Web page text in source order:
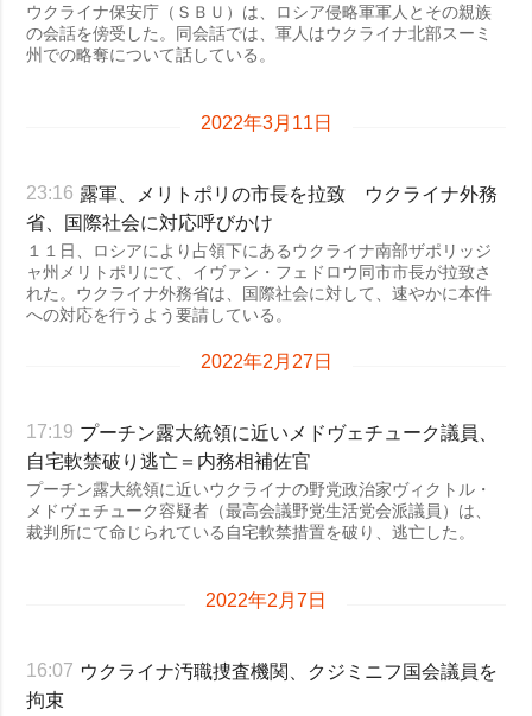
ウクライナ保安庁（ＳＢＵ）は、ロシア侵略軍軍人とその親族
の会話を傍受した。同会話では、軍人はウクライナ北部スーミ
州での略奪について話している。
2022年3月11日
23:16 露軍、メリトポリの市長を拉致 ウクライナ外務
省、国際社会に対応呼びかけ
１１日、ロシアにより占領下にあるウクライナ南部ザポリッジ
ャ州メリトポリにて、イヴァン・フェドロウ同市市長が拉致さ
れた。ウクライナ外務省は、国際社会に対して、速やかに本件
への対応を行うよう要請している。
2022年2月27日
17:19 プーチン露大統領に近いメドヴェチューク議員、
自宅軟禁破り逃亡＝内務相補佐官
プーチン露大統領に近いウクライナの野党政治家ヴィクトル・
メドヴェチューク容疑者（最高会議野党生活党会派議員）は、
裁判所にて命じられている自宅軟禁措置を破り、逃亡した。
2022年2月7日
16:07 ウクライナ汚職捜査機関、クジミニフ国会議員を
拘束